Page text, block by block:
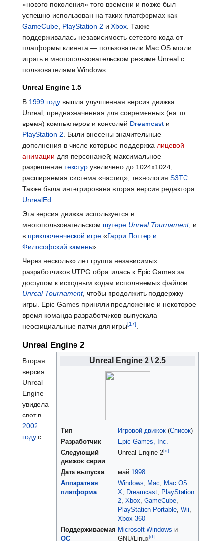
«нового поколения» того времени и позже был
успешно использован на таких платформах как
GameCube PlayStation 2 и Xbox . Также
поддерживалась независимость сетевого кода от
платформы клиента — пользователи Mac OS могли
играть в многопользовательском режиме Unreal с
пользователями Windows.
Unreal Engine 1.5
В 1999 году вышла улучшенная версия движка
Unreal, предназначенная для современных (на то
время) компьютеров и консолей Dreamcast и
PlayStation 2 . Были внесены значительные
дополнения в числе которых: поддержка лицевой
анимации для персонажей; максимальное
разрешение текстур увеличено до 1024x1024,
расширяемая система «частиц», технология S3TC
Также была интегрирована вторая версия редактора
UnrealEd
Эта версия движка используется в
многопользовательском шутере Unreal Tournament, и
в приключенческой игре «Гарри Поттер и
Философский камень».
Через несколько лет группа независимых
разработчиков UTPG обратилась к Epic Games за
доступом к исходным кодам исполняемых файлов
Unreal Tournament, чтобы продолжить поддержку
игры. Epic Games приняли предложение и некоторое
время команда разработчиков выпускала
неофициальные патчи для игры
Unreal Engine 2
Unreal Engine 2 \ 2.5
Тип Игровой движок (Список)
Разработчик
Epic Games, Inc.
Следующий
движок серии
Unreal Engine 2[d]
Дата выпуска май 1998
Аппаратная
платформа
Windows, Mac, Mac OS
X, Dreamcast, PlayStation
2, Xbox, GameCube,
PlayStation Portable, Wii,
Xbox 360
Поддерживаемая
ОС
Microsoft Windows и
GNU/Linux[d]
Вторая
версия
Unreal
Engine
увидела
свет в
2002
году с